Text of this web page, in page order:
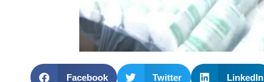
Facebook Twitter LinkedIn